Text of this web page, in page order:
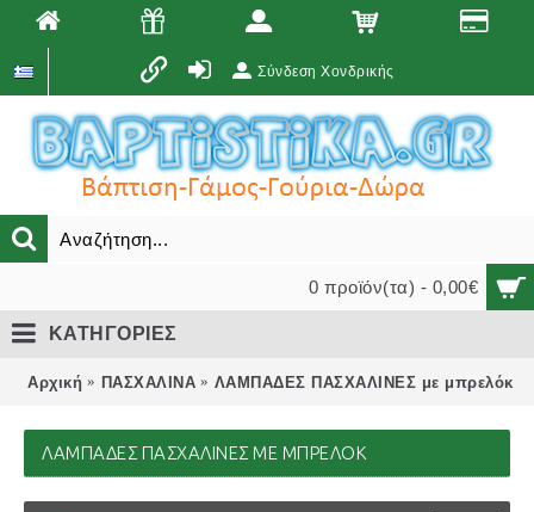
Σύνδεση Χονδρικής
0 προϊόν(τα) - 0,00€
ΚΑΤΗΓΟΡΙΕΣ
Αρχική ΠΑΣΧΑΛΙΝΑ ΛΑΜΠΑΔΕΣ ΠΑΣΧΑΛΙΝΕΣ με μπρελόκ
ΛΑΜΠΑΔΕΣ ΠΑΣΧΑΛΙΝΕΣ ΜΕ ΜΠΡΕΛΌΚ